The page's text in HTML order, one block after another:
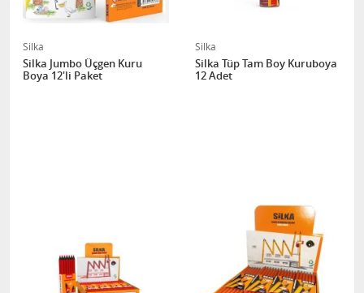
Silka
Silka Jumbo Üçgen Kuru
Boya 12'li Paket
Silka
Silka Tüp Tam Boy Kuruboya
12 Adet